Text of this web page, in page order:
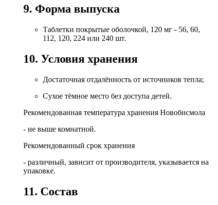
9. Форма выпуска
Таблетки покрытые оболочкой, 120 мг - 56, 60,
112, 120, 224 или 240 шт.
10. Условия хранения
Достаточная отдалённость от источников тепла;
Сухое тёмное место без доступа детей.
Рекомендованная температура хранения Новобисмола
- не выше комнатной.
Рекомендованный срок хранения
- различный, зависит от производителя, указывается на
упаковке.
11. Состав